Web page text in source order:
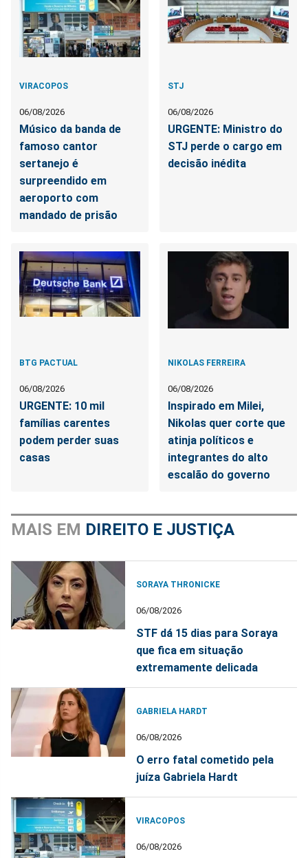
VIRACOPOS
06/08/2026
Músico da banda de
famoso cantor
sertanejo é
surpreendido em
aeroporto com
mandado de prisão
STJ
06/08/2026
URGENTE: Ministro do
STJ perde o cargo em
decisão inédita
BTG PACTUAL
06/08/2026
URGENTE: 10 mil
famílias carentes
podem perder suas
casas
NIKOLAS FERREIRA
06/08/2026
Inspirado em Milei,
Nikolas quer corte que
atinja políticos e
integrantes do alto
escalão do governo
MAIS EM DIREITO E JUSTIÇA
SORAYA THRONICKE
06/08/2026
STF dá 15 dias para Soraya
que fica em situação
extremamente delicada
GABRIELA HARDT
06/08/2026
O erro fatal cometido pela
juíza Gabriela Hardt
VIRACOPOS
06/08/2026